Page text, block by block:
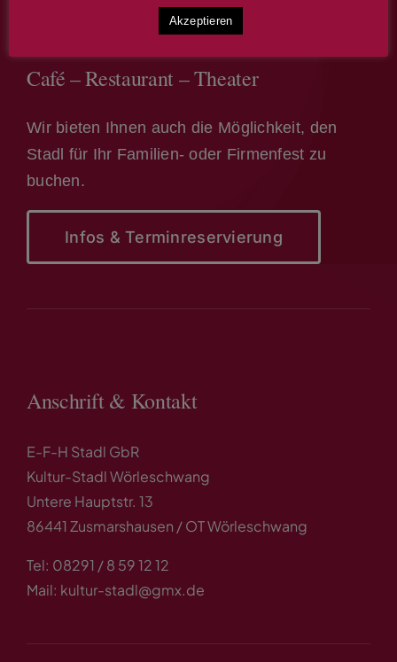
Café – Restaurant – Theater
Wir bieten Ihnen auch die Möglichkeit, den
Stadl für Ihr Familien- oder Firmenfest zu
buchen.
Infos & Terminreservierung
Anschrift & Kontakt
E-F-H Stadl GbR
Kultur-Stadl Wörleschwang
Untere Hauptstr. 13
86441 Zusmarshausen / OT Wörleschwang
Tel: 08291 / 8 59 12 12
Mail: kultur-stadl@gmx.de
Akzeptieren